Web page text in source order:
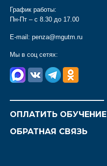
График работы:
Пн-Пт – с 8.30 до 17.00
E-mail: penza@mgutm.ru
Мы в соц сетях:
ОПЛАТИТЬ ОБУЧЕНИЕ
ОБРАТНАЯ СВЯЗЬ